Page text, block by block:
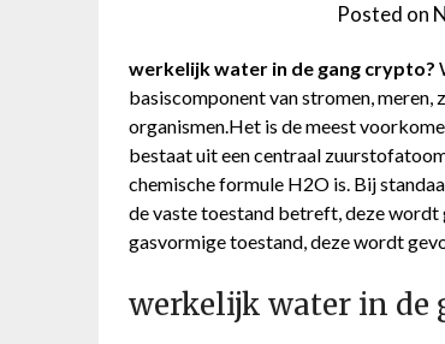
Posted on
werkelijk water in de gang crypto?
basiscomponent van stromen, meren,
organismen.Het is de meest
bestaat uit een centraal
chemische formule H2O is. Bij
de vaste toestand betreft, deze
gasvormige toestand, deze wordt
werkelijk water in de